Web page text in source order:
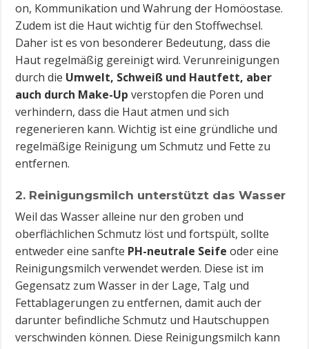
on, Kommunikation und Wahrung der Homöostase.
Zudem ist die Haut wichtig für den Stoffwechsel.
Daher ist es von besonderer Bedeutung, dass die
Haut regelmäßig gereinigt wird. Verunreinigungen
durch die Umwelt, Schweiß und Hautfett, aber
auch durch Make-Up verstopfen die Poren und
verhindern, dass die Haut atmen und sich
regenerieren kann. Wichtig ist eine gründliche und
regelmäßige Reinigung um Schmutz und Fette zu
entfernen.
2. Reinigungsmilch unterstützt das Wasser
Weil das Wasser alleine nur den groben und
oberflächlichen Schmutz löst und fortspült, sollte
entweder eine sanfte PH-neutrale Seife oder eine
Reinigungsmilch verwendet werden. Diese ist im
Gegensatz zum Wasser in der Lage, Talg und
Fettablagerungen zu entfernen, damit auch der
darunter befindliche Schmutz und Hautschuppen
verschwinden können. Diese Reinigungsmilch kann